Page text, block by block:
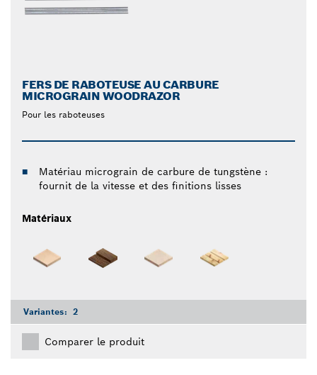
FERS DE RABOTEUSE AU CARBURE
MICROGRAIN WOODRAZOR
Pour les raboteuses
Matériau micrograin de carbure de tungstène :
fournit de la vitesse et des finitions lisses
Matériaux
Variantes: 2
Comparer le produit